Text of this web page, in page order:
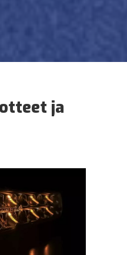
ja